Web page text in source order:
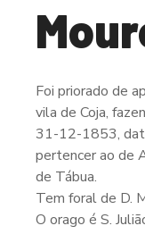
Foi priorado de
vila de Coja,
31-12-1853,
pertencer ao de
de Tábua.
Tem foral de D.
O orago é S.